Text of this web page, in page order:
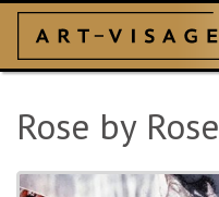
Rose by Rose